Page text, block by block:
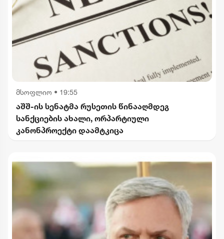
მსოფლიო • 19:55
აშშ-ის სენატმა რუსეთის წინააღმდეგ
სანქციების ახალი, ორპარტიული
კანონპროექტი დაამტკიცა